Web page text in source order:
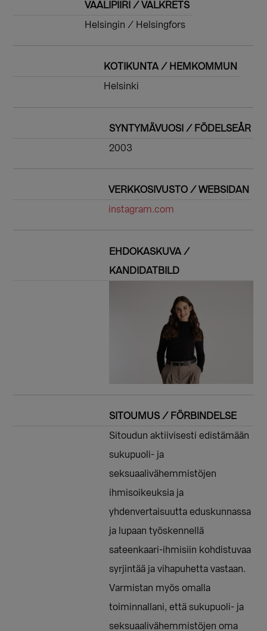
VAALIPIIRI / VALKRETS
Helsingin / Helsingfors
KOTIKUNTA / HEMKOMMUN
Helsinki
SYNTYMÄVUOSI / FÖDELSEÅR
2003
VERKKOSIVUSTO / WEBSIDAN
instagram.com
EHDOKASKUVA /
KANDIDATBILD
SITOUMUS / FÖRBINDELSE
Sitoudun aktiivisesti edistämään
sukupuoli- ja
seksuaalivähemmistöjen
ihmisoikeuksia ja
yhdenvertaisuutta eduskunnassa
ja lupaan työskennellä
sateenkaari-ihmisiin kohdistuvaa
syrjintää ja vihapuhetta vastaan.
Varmistan myös omalla
toiminnallani, että sukupuoli- ja
seksuaalivähemmistöjen oma